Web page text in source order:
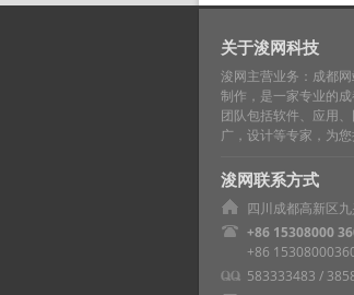
关于浚网科技
浚网主营业务：成都
制作，是一家专业的
团队包括软件、应用
广，设计等专家，为
浚网联系方式
四川成都高新区
+86 15308000
+86
583333483 /